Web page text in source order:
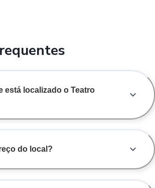
está localizado o Teatro
do local?